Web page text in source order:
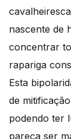
nascente de
concentrar
rapariga
Esta
de
podendo ter
pareça ser